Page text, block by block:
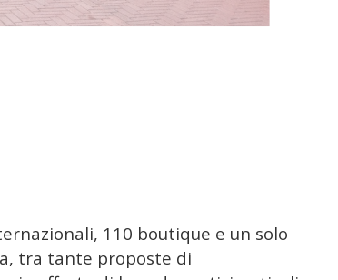
110 boutique e un solo
tra tante proposte di